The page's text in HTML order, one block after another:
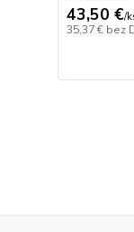
43,50 €/
35,37 € bez